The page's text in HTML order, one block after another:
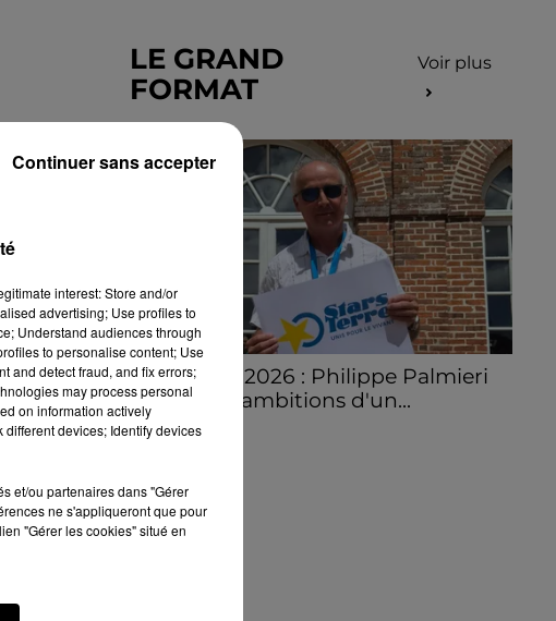
LE GRAND
FORMAT
Voir plus
Stars'Terre 2026 : Philippe Palmieri
dévoile les ambitions d'un...
À quelques semaines de la première
Philippe Palmieri, président...
interest: Store and/or
advertising; Use profiles to
Understand audiences through
to personalise content; Use
and detect fraud, and fix errors;
may process personal
on information actively
devices; Identify devices
et/ou partenaires dans "Gérer
ne s'appliqueront que pour
"Gérer les cookies" situé en
Continuer sans accepter